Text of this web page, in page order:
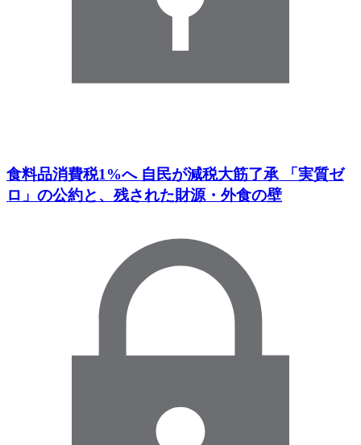
食料品消費税1%へ 自民が減税大筋了承 「実質ゼ
ロ」の公約と、残された財源・外食の壁